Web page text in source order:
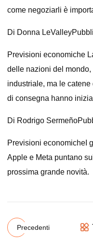
come negoziarli è
Di Donna
Previsioni economiche
delle nazioni del
industriale, ma le
di consegna hanno
Di Rodrigo
Previsioni economicheI
Apple e Meta puntano
prossima grande novità.
Precedenti